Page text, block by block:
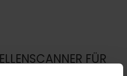
FÜR